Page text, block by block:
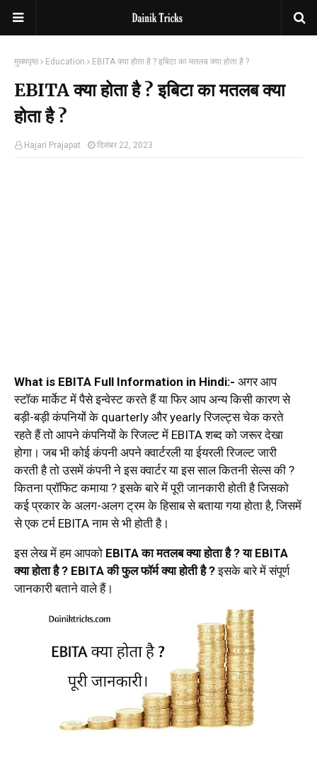
मुख्यपृष्ठ Education EBITA क्या होता है ? इबिटा का मतलब क्या होता है ?
EBITA क्या होता है ? इबिटा का मतलब क्या
होता है ?
Hajari Prajapat दिसंबर 22, 2023
What is EBITA Full Information in Hindi:- अगर आप
स्टॉक मार्केट में पैसे इन्वेस्ट करते हैं या फिर आप अन्य किसी कारण से
बड़ी-बड़ी कंपनियों के quarterly और yearly रिजल्ट्स चेक करते
रहते हैं तो आपने कंपनियों के रिजल्ट में EBITA शब्द को जरूर देखा
होगा। जब भी कोई कंपनी अपने क्वार्टरली या ईयरली रिजल्ट जारी
करती है तो उसमें कंपनी ने इस क्वार्टर या इस साल कितनी सेल्स की ?
कितना प्रॉफिट कमाया ? इसके बारे में पूरी जानकारी होती है जिसको
कई प्रकार के अलग-अलग ट्रम के हिसाब से बताया गया होता है, जिसमें
से एक टर्म EBITA नाम से भी होती है।
इस लेख में हम आपको EBITA का मतलब क्या होता है ? या EBITA
क्या होता है ? EBITA की फुल फॉर्म क्या होती है ?इसके बारे में संपूर्ण
जानकारी बताने वाले हैं।